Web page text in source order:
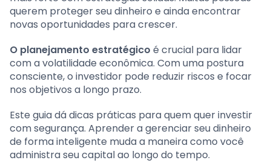
querem proteger seu dinheiro e ainda encontrar
novas oportunidades para crescer.
O planejamento estratégico é crucial para lidar
com a volatilidade econômica. Com uma postura
consciente, o investidor pode reduzir riscos e focar
nos objetivos a longo prazo.
Este guia dá dicas práticas para quem quer investir
com segurança. Aprender a gerenciar seu dinheiro
de forma inteligente muda a maneira como você
administra seu capital ao longo do tempo.